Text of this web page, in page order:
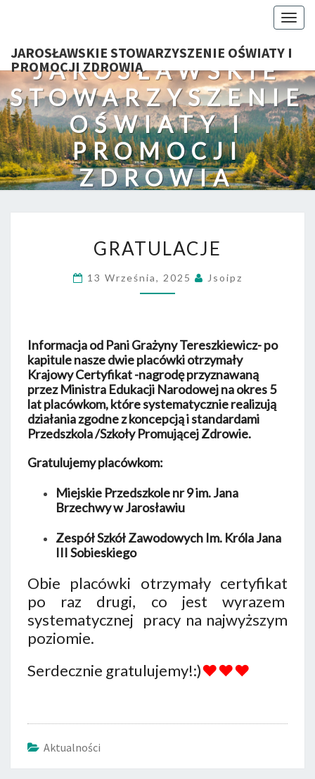
JAROSŁAWSKIE STOWARZYSZENIE OŚWIATY I
PROMOCJI ZDROWIA
JAROSŁAWSKIE
STOWARZYSZENIE
OŚWIATY I
PROMOCJI
ZDROWIA
GRATULACJE
13 Września, 2025 Jsoipz
Informacja od Pani Grażyny Tereszkiewicz- po
kapitule nasze dwie placówki otrzymały
Krajowy Certyfikat -nagrodę przyznawaną
przez Ministra Edukacji Narodowej na okres 5
lat placówkom, które systematycznie realizują
działania zgodne z koncepcją i standardami
Przedszkola /Szkoły Promującej Zdrowie.
Gratulujemy placówkom:
Miejskie Przedszkole nr 9 im. Jana
Brzechwy w Jarosławiu
Zespół Szkół Zawodowych Im. Króla Jana
III Sobieskiego
Obie placówki otrzymały certyfikat
po raz drugi, co jest wyrazem
systematycznej pracy na najwyższym
poziomie.
Serdecznie gratulujemy!:)♥♥♥
Aktualności